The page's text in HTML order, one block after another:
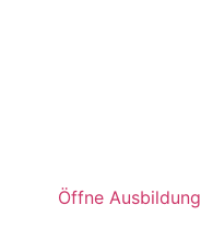
Öffne Ausbildung